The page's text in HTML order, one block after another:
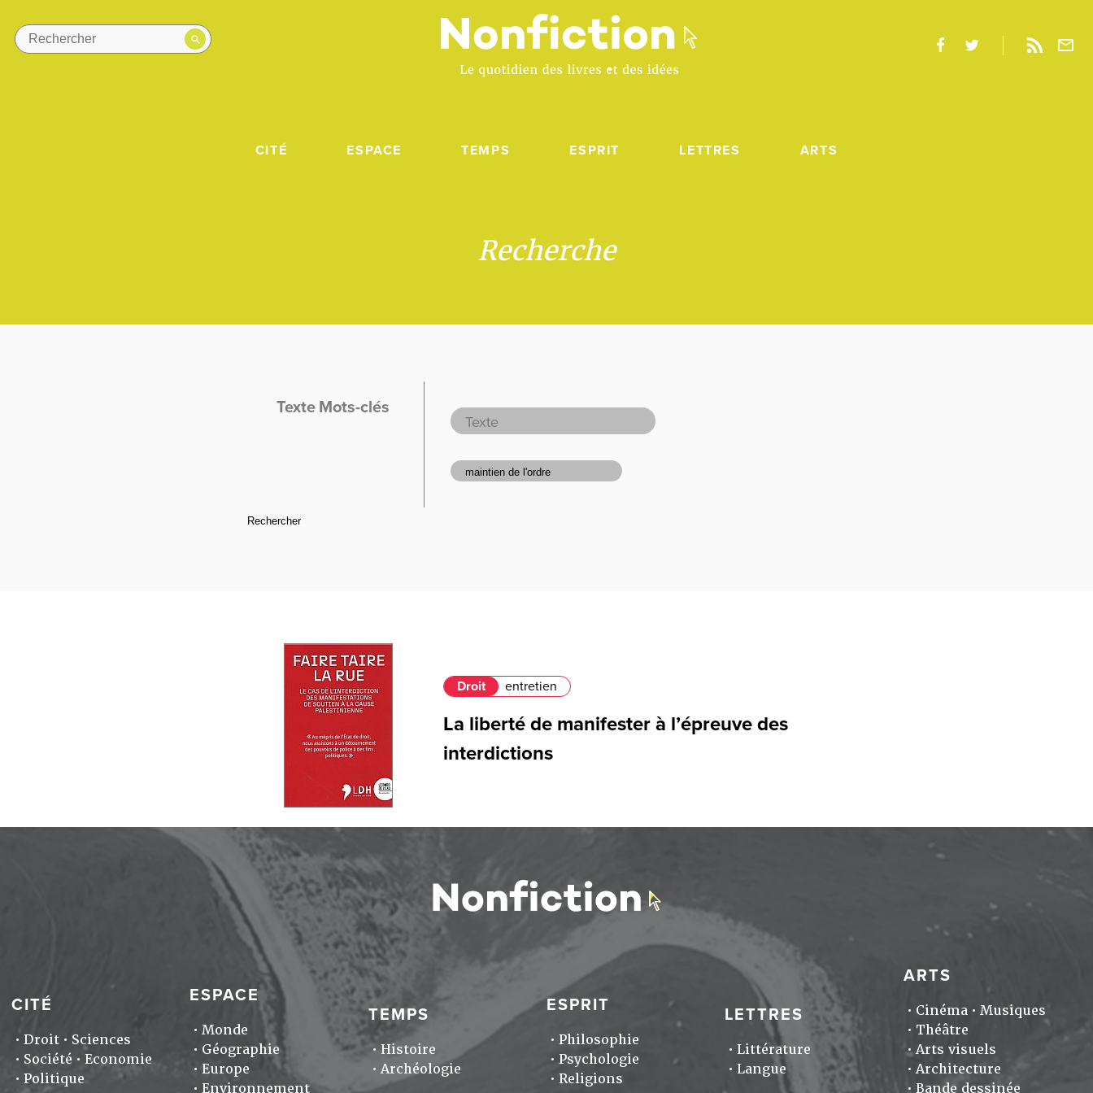
CITÉ ESPACE TEMPS ESPRIT LETTRES ARTS
Recherche
Texte Mots-clés
Droit entretien
La liberté de manifester à l’épreuve des
interdictions
CITÉ
Droit
Sciences
Société
Economie
Politique
ESPACE
Monde
Géographie
Europe
Environnement
TEMPS
Histoire
Archéologie
ESPRIT
Philosophie
Psychologie
Religions
LETTRES
Littérature
Langue
ARTS
Cinéma
Musiques
Théâtre
Arts visuels
Architecture
Bande dessinée